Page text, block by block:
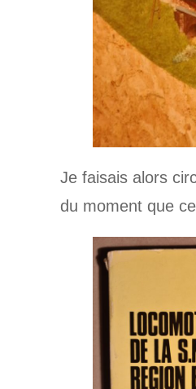
Je faisais alors
du moment que